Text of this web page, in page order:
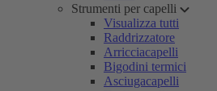
Strumenti per capelli
Visualizza tutti
Raddrizzatore
Arricciacapelli
Bigodini termici
Asciugacapelli